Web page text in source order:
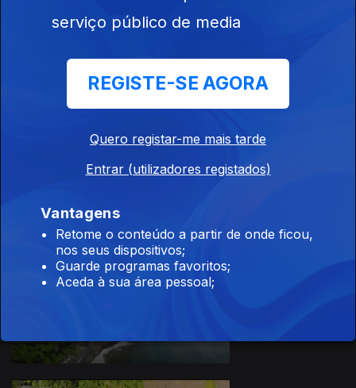
19 mar. 2022
serviço público de media
REGISTE-SE AGORA
Quero registar-me mais tarde
Entrar (utilizadores registados)
Vantagens
Retome o conteúdo a partir de onde ficou,
nos seus dispositivos;
Guarde programas favoritos;
Aceda à sua área pessoal;